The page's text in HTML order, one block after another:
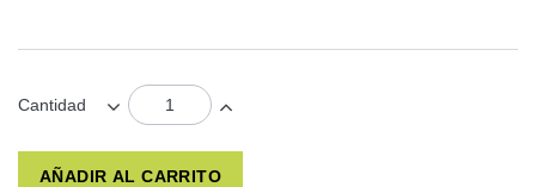
Cantidad
AÑADIR AL CARRITO